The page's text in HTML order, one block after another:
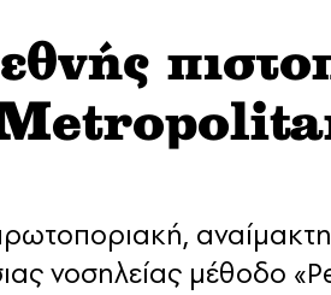
νοσηλείας μέθοδο